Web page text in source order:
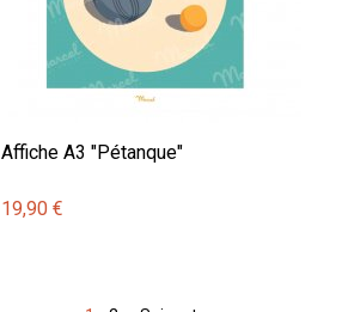
Affiche A3 "Pétanque"
19,90 €